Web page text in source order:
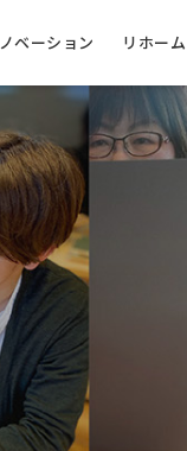
ベーション リホーム